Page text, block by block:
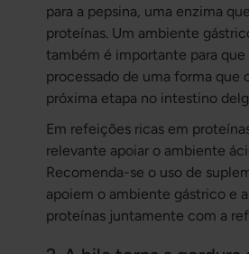
para a pepsina, uma enzima
proteínas. Um ambiente
também é importante para
processado de uma forma que
próxima etapa no intestino
Em refeições ricas em
relevante apoiar o ambiente
Recomenda-se o uso de
apoiem o ambiente gástrico e
proteínas juntamente com a